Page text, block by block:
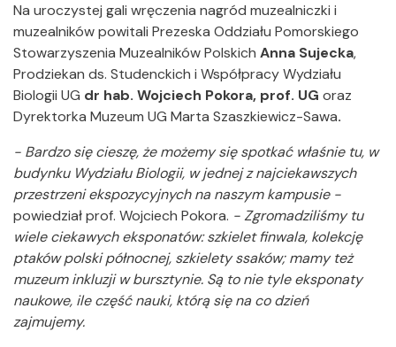
Na uroczystej gali wręczenia nagród muzealniczki i
muzealników powitali Prezeska Oddziału Pomorskiego
Stowarzyszenia Muzealników Polskich Anna Sujecka,
Prodziekan ds. Studenckich i Współpracy Wydziału
Biologii UG dr hab. Wojciech Pokora, prof. UG oraz
Dyrektorka Muzeum UG Marta Szaszkiewicz-Sawa.
- Bardzo się cieszę, że możemy się spotkać właśnie tu, w
budynku Wydziału Biologii, w jednej z najciekawszych
przestrzeni ekspozycyjnych na naszym kampusie -
powiedział prof. Wojciech Pokora. - Zgromadziliśmy tu
wiele ciekawych eksponatów: szkielet finwala, kolekcję
ptaków polski północnej, szkielety ssaków; mamy też
muzeum inkluzji w bursztynie. Są to nie tyle eksponaty
naukowe, ile część nauki, którą się na co dzień
zajmujemy.